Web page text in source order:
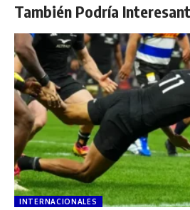
También Podría
INTERNACIONALES